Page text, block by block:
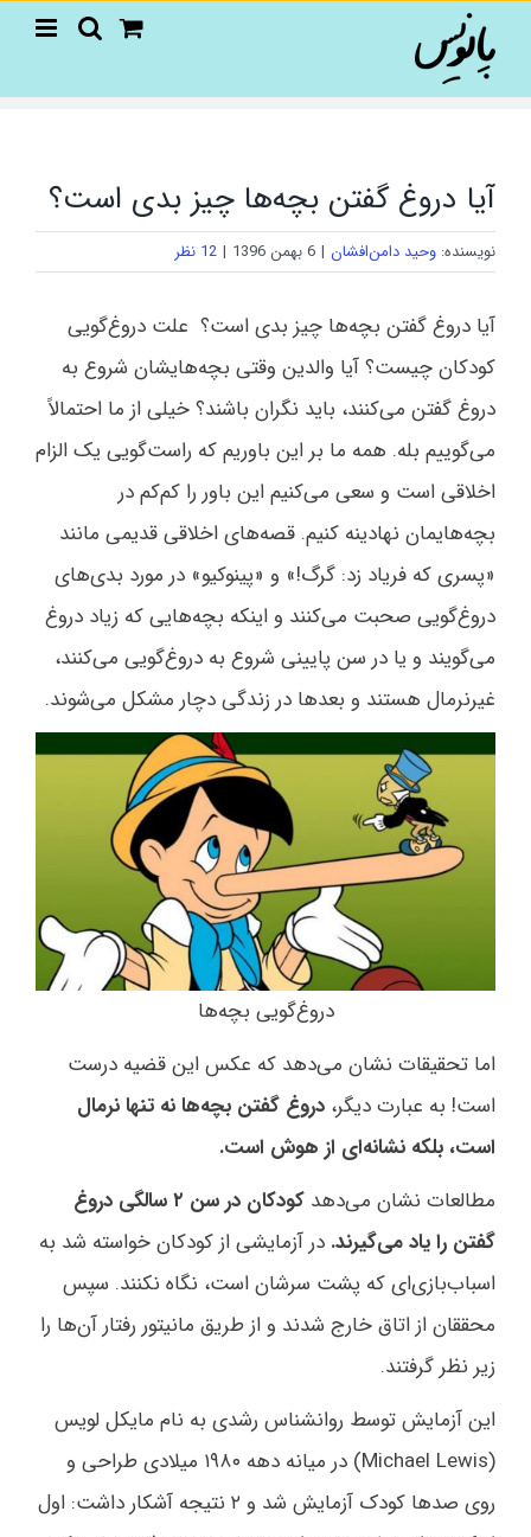
content
آیا دروغ گفتن بچه‌ها چیز بدی است؟
نویسنده: وحید دامن‌افشان | 6 بهمن 1396 | 12 نظر
آیا دروغ گفتن بچه‌ها چیز بدی است؟ علت دروغ‌گویی
کودکان چیست؟ آیا والدین وقتی بچه‌هایشان شروع به
دروغ گفتن می‌کنند، باید نگران باشند؟ خیلی از ما احتمالاً
می‌گوییم بله. همه ما بر این باوریم که راست‌گویی یک الزام
اخلاقی است و سعی می‌کنیم این باور را کم‌کم در
بچه‌هایمان نهادینه کنیم. قصه‌های اخلاقی قدیمی مانند
«پسری که فریاد زد: گرگ!» و «پینوکیو» در مورد بدی‌های
دروغ‌گویی صحبت می‌کنند و اینکه بچه‌هایی که زیاد دروغ
می‌گویند و یا در سن پایینی شروع به دروغ‌گویی می‌کنند،
غیرنرمال هستند و بعدها در زندگی دچار مشکل می‌شوند.
دروغ‌گویی بچه‌ها
اما تحقیقات نشان می‌دهد که عکس این قضیه درست
است! به عبارت دیگر، دروغ گفتن بچه‌ها نه تنها نرمال
است، بلکه نشانه‌ای از هوش است.
مطالعات نشان می‌دهد
کودکان در سن ۲ سالگی دروغ
گفتن را یاد می‌گیرند. در آزمایشی از کودکان خواسته شد به
اسباب‌بازی‌ای که پشت سرشان است، نگاه نکنند. سپس
محققان از اتاق خارج شدند و از طریق مانیتور رفتار آن‌ها را
زیر نظر گرفتند.
این آزمایش توسط روانشناس رشدی به نام مایکل لویس
(Michael Lewis) در میانه دهه ۱۹۸۰ میلادی طراحی و
روی صدها کودک آزمایش شد و ۲ نتیجه آشکار داشت: اول